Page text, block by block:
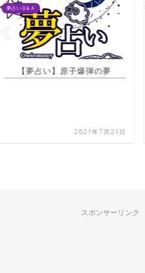
夢占いＱ＆Ａ
【夢占い】原子爆弾の夢
2021年7月21日
スポンサーリンク